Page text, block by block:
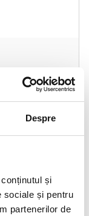
Despre
și
sociale și pentru
partenerilor de
cu buzunar
căptușeală.
ursuleț.
brelocuri-ursuleț.